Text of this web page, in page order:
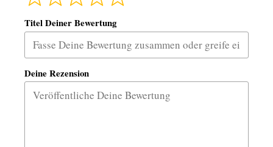
Titel Deiner Bewertung
Deine Rezension